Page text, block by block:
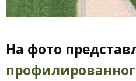
На фото